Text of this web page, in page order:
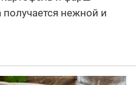
нежной и